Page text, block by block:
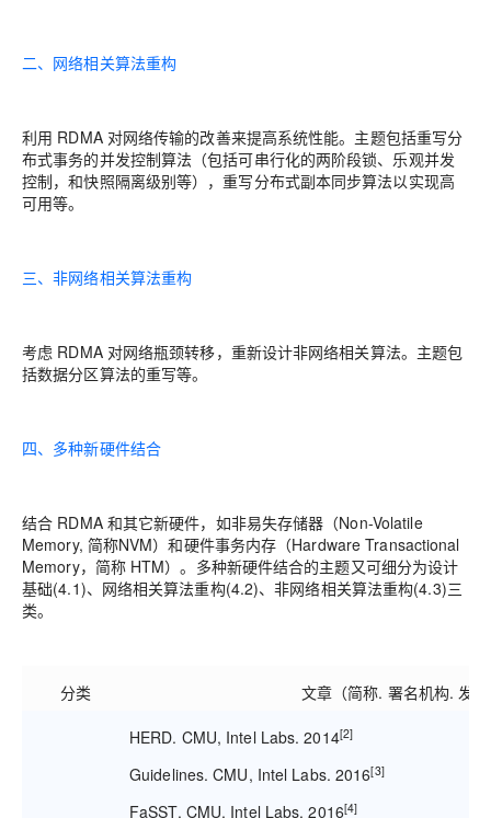
二、网络相关算法重构
利用 RDMA 对网络传输的改善来提高系统性能。主题包括重写分
布式事务的并发控制算法（包括可串行化的两阶段锁、乐观并发
控制，和快照隔离级别等），重写分布式副本同步算法以实现高
可用等。
三、非网络相关算法重构
考虑 RDMA 对网络瓶颈转移，重新设计非网络相关算法。主题包
括数据分区算法的重写等。
四、多种新硬件结合
结合 RDMA 和其它新硬件，如非易失存储器（Non-Volatile
Memory, 简称NVM）和硬件事务内存（Hardware Transactional
Memory，简称 HTM）。多种新硬件结合的主题又可细分为设计
基础(4.1)、网络相关算法重构(4.2)、非网络相关算法重构(4.3)三
类。
分类 文章（简称. 署名机构.发
HERD. CMU, Intel Labs. 2014[2]
Guidelines. CMU, Intel Labs. 2016[3]
FaSST. CMU, Intel Labs. 2016[4]